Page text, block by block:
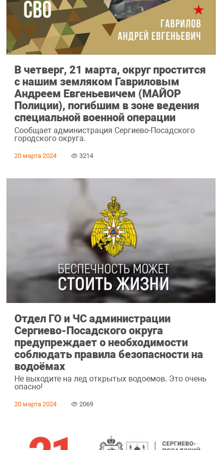
В четверг, 21 марта, округ простится
с нашим земляком Гавриловым
Андреем Евгеньевичем (МАЙОР
Полиции), погибшим в зоне ведения
специальной военной операции
Сообщает администрация Сергиево-Посадского
городского округа.
20 марта 2024 3214
Отдел ГО и ЧС администрации
Сергиево-Посадского округа
предупреждает о необходимости
соблюдать правила безопасности на
водоёмах
Не выходите на лед открытых водоемов. Это очень
опасно!
20 марта 2024 2069